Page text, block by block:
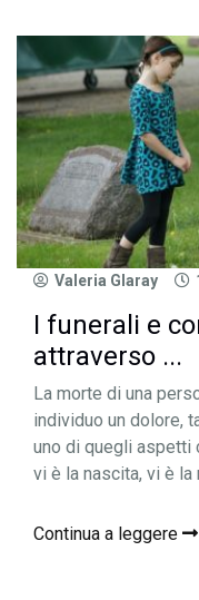
Valeria Glaray
I funerali e
attraverso ...
La morte di una
individuo un dolore,
uno di quegli aspetti
vi è la nascita, vi è la
Continua a leggere